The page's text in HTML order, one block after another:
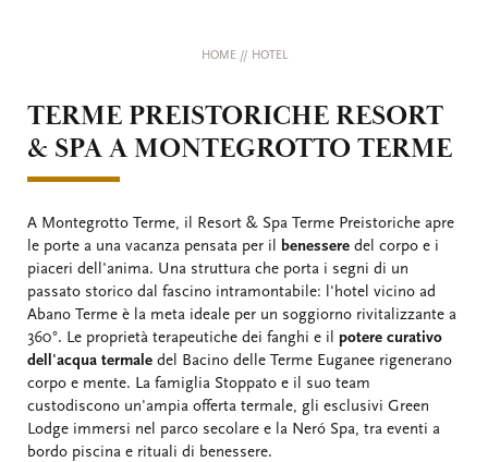
HOME // HOTEL
TERME PREISTORICHE RESORT
& SPA A MONTEGROTTO TERME
A Montegrotto Terme, il Resort & Spa Terme Preistoriche apre
le porte a una vacanza pensata per il benessere del corpo e i
piaceri dell'anima. Una struttura che porta i segni di un
passato storico dal fascino intramontabile: l'hotel vicino ad
Abano Terme è la meta ideale per un soggiorno rivitalizzante a
360°. Le proprietà terapeutiche dei fanghi e il potere curativo
dell'acqua termale del Bacino delle Terme Euganee rigenerano
corpo e mente. La famiglia Stoppato e il suo team
custodiscono un'ampia offerta termale, gli esclusivi Green
Lodge immersi nel parco secolare e la Neró Spa, tra eventi a
bordo piscina e rituali di benessere.